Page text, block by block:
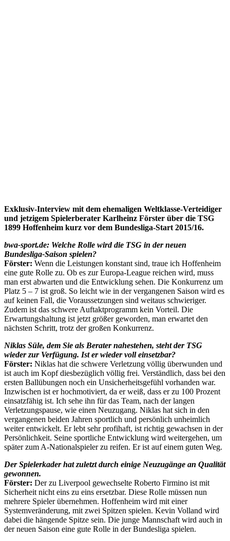
Exklusiv-Interview mit dem ehemaligen Weltklasse-Verteidiger
und jetzigem Spielerberater Karlheinz Förster über die TSG
1899 Hoffenheim kurz vor dem Bundesliga-Start 2015/16.
bwa-sport.de: Welche Rolle wird die TSG in der neuen
Bundesliga-Saison spielen?
Förster: Wenn die Leistungen konstant sind, traue ich Hoffenheim
eine gute Rolle zu. Ob es zur Europa-League reichen wird, muss
man erst abwarten und die Entwicklung sehen. Die Konkurrenz um
Platz 5 – 7 ist groß. So leicht wie in der vergangenen Saison wird es
auf keinen Fall, die Voraussetzungen sind weitaus schwieriger.
Zudem ist das schwere Auftaktprogramm kein Vorteil. Die
Erwartungshaltung ist jetzt größer geworden, man erwartet den
nächsten Schritt, trotz der großen Konkurrenz.
Niklas Süle, dem Sie als Berater nahestehen, steht der TSG
wieder zur Verfügung. Ist er wieder voll einsetzbar?
Förster: Niklas hat die schwere Verletzung völlig überwunden und
ist auch im Kopf diesbezüglich völlig frei. Verständlich, dass bei den
ersten Ballübungen noch ein Unsicherheitsgefühl vorhanden war.
Inzwischen ist er hochmotiviert, da er weiß, dass er zu 100 Prozent
einsatzfähig ist. Ich sehe ihn für das Team, nach der langen
Verletzungspause, wie einen Neuzugang. Niklas hat sich in den
vergangenen beiden Jahren sportlich und persönlich unheimlich
weiter entwickelt. Er lebt sehr profihaft, ist richtig gewachsen in der
Persönlichkeit. Seine sportliche Entwicklung wird weitergehen, um
später zum A-Nationalspieler zu reifen. Er ist auf einem guten Weg.
Der Spielerkader hat zuletzt durch einige Neuzugänge an Qualität
gewonnen.
Förster: Der zu Liverpool gewechselte Roberto Firmino ist mit
Sicherheit nicht eins zu eins ersetzbar. Diese Rolle müssen nun
mehrere Spieler übernehmen. Hoffenheim wird mit einer
Systemveränderung, mit zwei Spitzen spielen. Kevin Volland wird
dabei die hängende Spitze sein. Die junge Mannschaft wird auch in
der neuen Saison eine gute Rolle in der Bundesliga spielen.